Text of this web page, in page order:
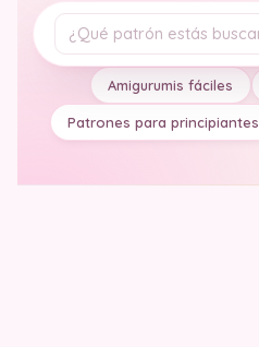
Tu pregunta
Amigurumis fáciles
Patrones para principiantes